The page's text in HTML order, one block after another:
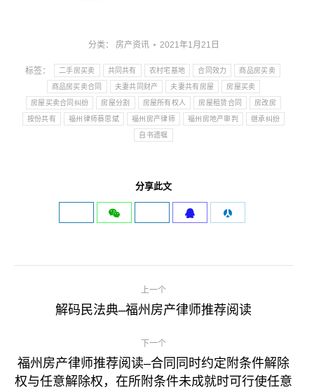
分类： 房产资讯 2021年1月21日
标签： 二手房买卖 共同共有 农村宅基地 合同效力 商品房买卖
商品房买卖合同 夫妻共同财产 夫妻共有房屋 房屋买卖
房屋买卖合同纠纷 房屋分割 房屋所有权人 房屋租赁合同 房改房
按份共有 福州律师蔡思斌 福州房产律师 福州房地产审判 继承纠纷
自书遗嘱
分享此文
航
上一个
上
篇
文
章
解码民法典–福州房产律师推荐阅读
下一个
下
福州房产律师推荐阅读–合同同时约定附条件解除
权与任意解除权，在所附条件未成就时可行使任意